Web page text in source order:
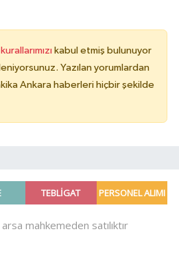
kabul etmiş bulunuyor
Yazılan yorumlardan
Ankara haberleri hiçbir şekilde